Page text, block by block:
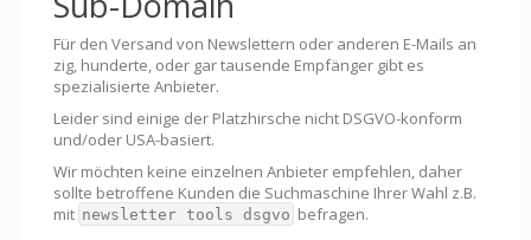
Für den Versand von Newslettern oder anderen E-Mails an
zig, hunderte, oder gar tausende Empfänger gibt es
spezialisierte Anbieter.
Leider sind einige der Platzhirsche nicht DSGVO-konform
und/oder USA-basiert.
Wir möchten keine einzelnen Anbieter empfehlen, daher
sollte betroffene Kunden die Suchmaschine Ihrer Wahl z.B.
mit newsletter tools dsgvo befragen.